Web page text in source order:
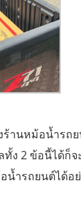
ร้านหม้อน้ำรถ
ทั้ง 2 ข้อนี้ได้ก็
ำรถยนต์ได้อ